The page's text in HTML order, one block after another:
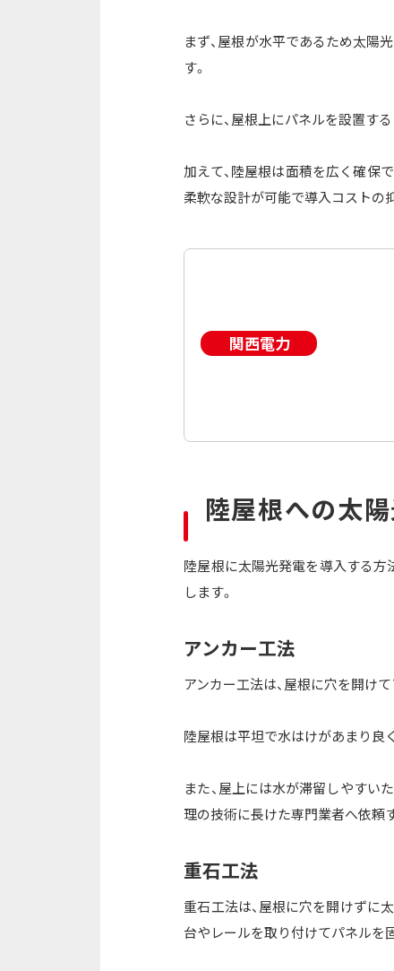
まず、屋根が水平であるため太陽
す。
さらに、屋根上にパネルを設置す
加えて、陸屋根は面積を広く確保
柔軟な設計が可能で導入コストの
陸屋根への太
陸屋根に太陽光発電を導入する方
します。
アンカー工法
アンカー工法は、屋根に穴を開け
陸屋根は平坦で水はけがあまり良
また、屋上には水が滞留しやすい
理の技術に長けた専門業者へ依頼
重石工法
重石工法は、屋根に穴を開けずに
台やレールを取り付けてパネルを